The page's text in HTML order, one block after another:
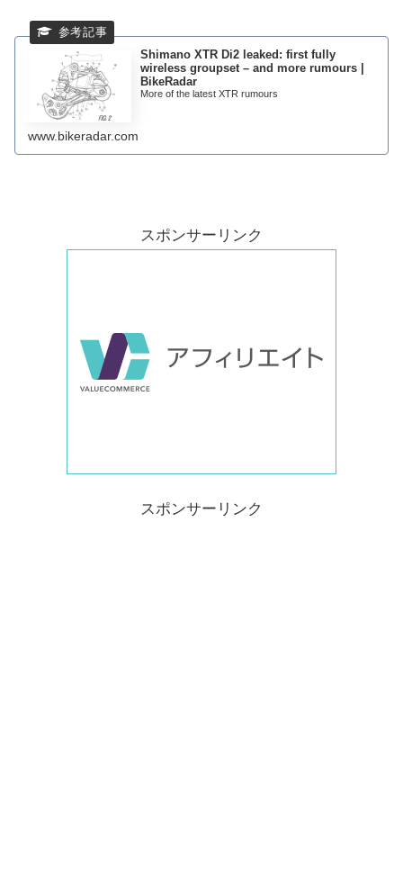
Shimano XTR Di2 leaked: first fully
wireless groupset – and more rumours |
BikeRadar
More of the latest XTR rumours
www.bikeradar.com
スポンサーリンク
スポンサーリンク